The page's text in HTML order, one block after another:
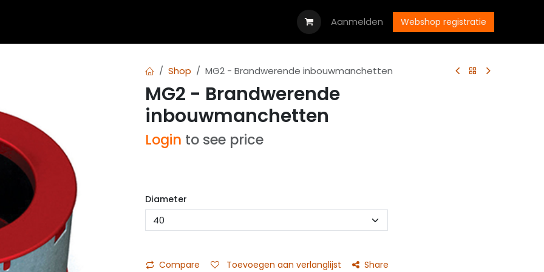
Vacatures Neem contact op met ons
Aanmelden Webshop registratie
Shop MG2 - Brandwerende inbouwmanchetten
MG2 - Brandwerende
inbouwmanchetten
Login to see price
Diameter
Compare Toevoegen aan verlanglijst Share